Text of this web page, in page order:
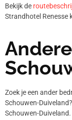
Bekijk de
Strandhotel Renesse
Zoek je een ander
Schouwen-
Schouwen-Duiveland.